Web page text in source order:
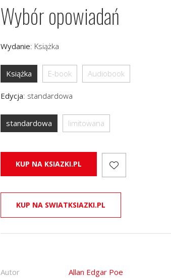
Wybór opowiadań
Wydanie: Książka
Książka E-book Audiobook
Edycja: standardowa
standardowa limitowana
KUP NA KSIAZKI.PL
KUP NA SWIATKSIAZKI.PL
Autor Allan Edgar Poe